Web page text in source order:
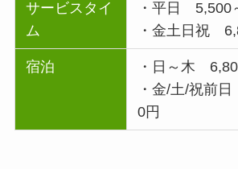
サービスタイ
ム
・平日 5,500
・金土日祝
宿泊
・日～木
・金/土/祝前
0円